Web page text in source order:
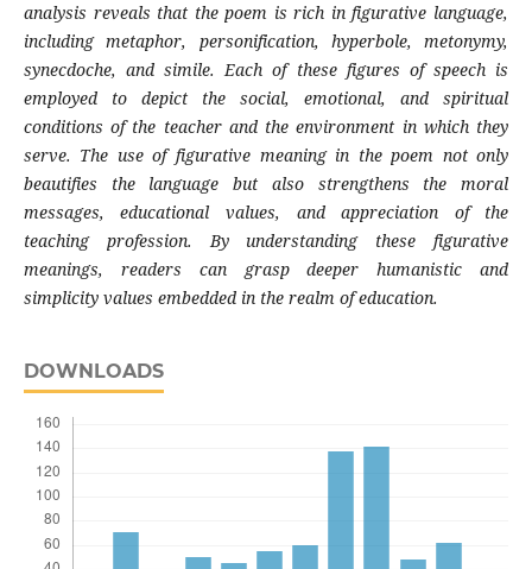
analysis reveals that the poem is rich in figurative language,
including metaphor, personification, hyperbole, metonymy,
synecdoche, and simile. Each of these figures of speech is
employed to depict the social, emotional, and spiritual
conditions of the teacher and the environment in which they
serve. The use of figurative meaning in the poem not only
beautifies the language but also strengthens the moral
messages, educational values, and appreciation of the
teaching profession. By understanding these figurative
meanings, readers can grasp deeper humanistic and
simplicity values embedded in the realm of education.
DOWNLOADS